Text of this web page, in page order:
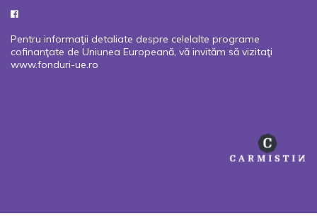
Pentru informaţii detaliate despre celelalte programe
cofinanţate de Uniunea Europeană, vă invităm să vizitaţi
www.fonduri-ue.ro